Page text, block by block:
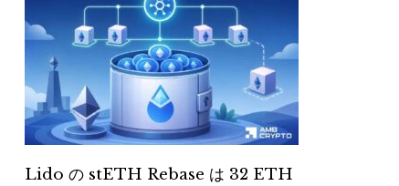
Lido の stETH Rebase は 32 ETH